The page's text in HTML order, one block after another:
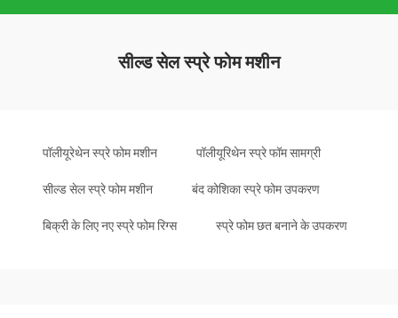
सील्ड सेल स्प्रे फोम मशीन
पॉलीयूरेथेन स्प्रे फोम मशीन पॉलीयूरिथेन स्प्रे फॉम सामग्री
सील्ड सेल स्प्रे फोम मशीन बंद कोशिका स्प्रे फोम उपकरण
बिक्री के लिए नए स्प्रे फोम रिग्स स्प्रे फोम छत बनाने के उपकरण